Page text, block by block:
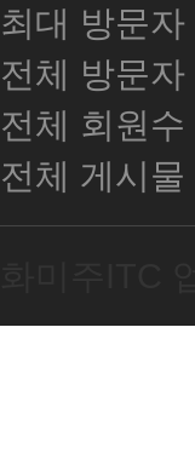
최대 방문자
전체 방문자
전체 회원수
전체 게시물